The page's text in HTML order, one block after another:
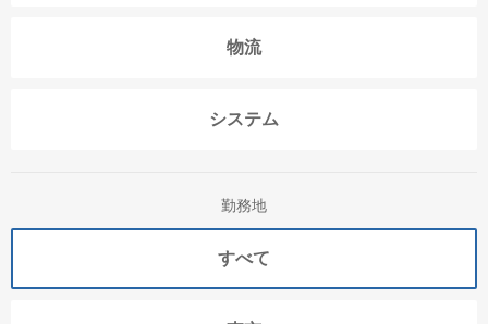
物流
システム
勤務地
すべて